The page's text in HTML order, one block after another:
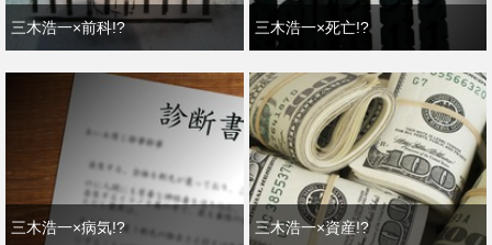
三木浩一×前科!? 三木浩一×死亡!?
三木浩一×病気!? 三木浩一×資産!?